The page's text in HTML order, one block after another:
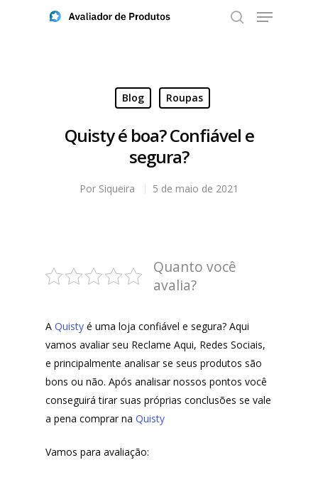
Aperte ENTER para buscar ou ESC para fechar
Blog Roupas
Quisty é boa? Confiável e
segura?
Por Siqueira 5 de maio de 2021
Quanto você
avalia?
A Quisty é uma loja confiável e segura? Aqui
vamos avaliar seu Reclame Aqui, Redes Sociais,
e principalmente analisar se seus produtos são
bons ou não. Após analisar nossos pontos você
conseguirá tirar suas próprias conclusões se vale
a pena comprar na Quisty
Vamos para avaliação: